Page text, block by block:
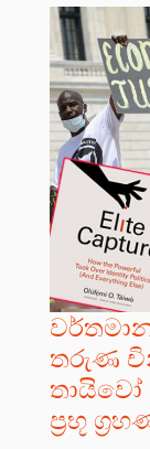
තරුණ
තායිවෝ
ප්‍රභූ